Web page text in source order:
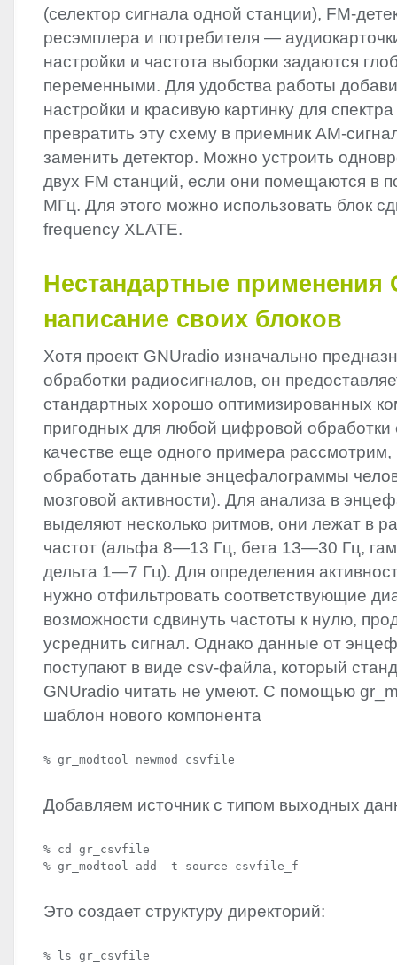
(селектор сигнала одной станции), FM-
ресэмплера и потребителя —
настройки и частота выборки задаются
переменными. Для удобства работы
настройки и красивую картинку для
превратить эту схему в приемник AM-
заменить детектор. Можно устроить
двух FM станций, если они помещаются в
MГц. Для этого можно использовать блок
frequency XLATE.
Нестандартные применения
написание своих блоков
Хотя проект GNUradio изначально
обработки радиосигналов, он
стандартных хорошо оптимизированных
пригодных для любой цифровой обработки
качестве еще одного примера рассмотрим,
обработать данные энцефалограммы
мозговой активности). Для анализа в
выделяют несколько ритмов, они лежат в
частот (альфа 8—13 Гц, бета 13—30 Гц,
дельта 1—7 Гц). Для определения
нужно отфильтровать соответствующие
возможности сдвинуть частоты к нулю,
усреднить сигнал. Однако данные от
поступают в виде csv-файла, который
GNUradio читать не умеют. С помощью
шаблон нового компонента
% gr_modtool newmod csvfile
Добавляем источник с типом выходных
% cd gr_csvfile
% gr_modtool add -t source csvfile_f
Это создает структуру директорий:
% ls gr_csvfile